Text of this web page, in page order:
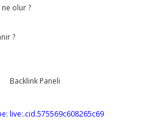
olur ?
?
live:.cid.575569c608265c69